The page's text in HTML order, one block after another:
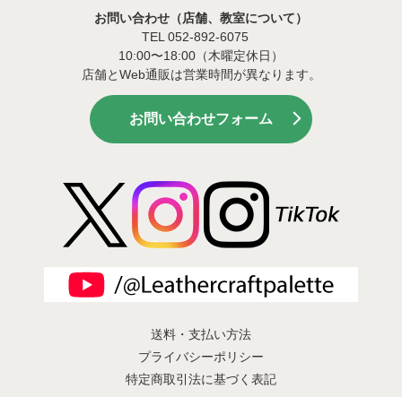
お問い合わせ（店舗、教室について）
TEL 052-892-6075
10:00〜18:00（木曜定休日）
店舗とWeb通販は営業時間が異なります。
お問い合わせフォーム
送料・支払い方法
プライバシーポリシー
特定商取引法に基づく表記